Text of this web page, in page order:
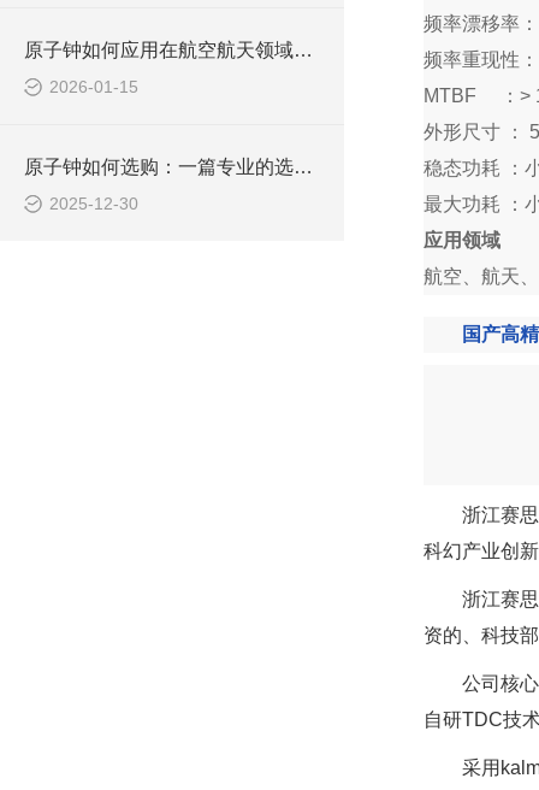
原子钟如何应用在航空航天领域呢？
2026-01-15
原子钟如何选购：一篇专业的选购指南
2025-12-30
频率漂移率
频率重现性
MTBF ：>
外形尺寸
：
稳态功耗
：
最大功耗
：
应用领域
航空、航天
国产高
浙江赛
科幻产业创
浙江赛
资的、科技
公司核
自研TDC技
采用